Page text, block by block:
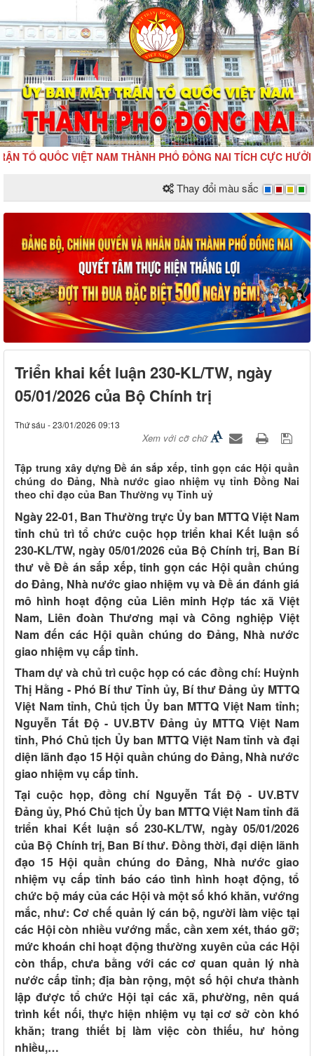
QUỐC VIỆT NAM THÀNH PHỐ ĐỒNG NAI TÍCH CỰC
Thay đổi màu sắc
Triển khai kết luận 230-KL/TW, ngày
05/01/2026 của Bộ Chính trị
Thứ sáu - 23/01/2026 09:13
Xem với cỡ chữ
Tập trung xây dựng Đề án sắp xếp, tinh gọn các Hội quần
chúng do Đảng, Nhà nước giao nhiệm vụ tỉnh Đồng Nai
theo chỉ đạo của Ban Thường vụ Tỉnh uỷ
Ngày 22-01, Ban Thường trực Ủy ban MTTQ Việt Nam
tỉnh chủ trì tổ chức cuộc họp triển khai Kết luận số
230-KL/TW, ngày 05/01/2026 của Bộ Chính trị, Ban Bí
thư về Đề án sắp xếp, tinh gọn các Hội quần chúng
do Đảng, Nhà nước giao nhiệm vụ và Đề án đánh giá
mô hình hoạt động của Liên minh Hợp tác xã Việt
Nam, Liên đoàn Thương mại và Công nghiệp Việt
Nam đến các Hội quần chúng do Đảng, Nhà nước
giao nhiệm vụ cấp tỉnh.
Tham dự và chủ trì cuộc họp có các đồng chí: Huỳnh
Thị Hằng - Phó Bí thư Tỉnh ủy, Bí thư Đảng ủy MTTQ
Việt Nam tỉnh, Chủ tịch Ủy ban MTTQ Việt Nam tỉnh;
Nguyễn Tất Độ - UV.BTV Đảng ủy MTTQ Việt Nam
tỉnh, Phó Chủ tịch Ủy ban MTTQ Việt Nam tỉnh và đại
diện lãnh đạo 15 Hội quần chúng do Đảng, Nhà nước
giao nhiệm vụ cấp tỉnh.
Tại cuộc họp, đồng chí Nguyễn Tất Độ - UV.BTV
Đảng ủy, Phó Chủ tịch Ủy ban MTTQ Việt Nam tỉnh đã
triển khai Kết luận số 230-KL/TW, ngày 05/01/2026
của Bộ Chính trị, Ban Bí thư. Đồng thời, đại diện lãnh
đạo 15 Hội quần chúng do Đảng, Nhà nước giao
nhiệm vụ cấp tỉnh báo cáo tình hình hoạt động, tổ
chức bộ máy của các Hội và một số khó khăn, vướng
mắc, như: Cơ chế quản lý cán bộ, người làm việc tại
các Hội còn nhiều vướng mắc, cần xem xét, tháo gỡ;
mức khoán chi hoạt động thường xuyên của các Hội
còn thấp, chưa bằng với các cơ quan quản lý nhà
nước cấp tỉnh; địa bàn rộng, một số hội chưa thành
lập được tổ chức Hội tại các xã, phường, nên quá
trình kết nối, thực hiện nhiệm vụ tại cơ sở còn khó
khăn; trang thiết bị làm việc còn thiếu, hư hỏng
nhiều,…